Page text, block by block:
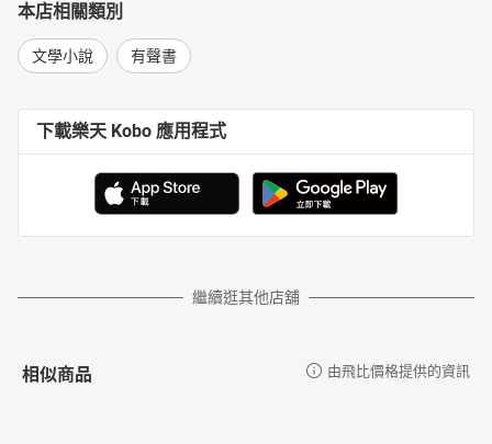
本店相關類別
文學小說 有聲書
下載樂天 Kobo 應用程式
繼續逛其他店舖
相似商品 由飛比價格提供的資訊